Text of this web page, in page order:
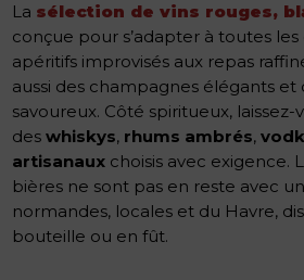
La sélection de vins rouges,
conçue pour s’adapter à toutes les
apéritifs improvisés aux repas
aussi des champagnes élégants et
savoureux. Côté spiritueux,
deswhiskys, rhums ambrés,
artisanaux choisis avec exigence.
bières ne sont pas en reste avec
normandes, locales et du Havre,
bouteille ou en fût.